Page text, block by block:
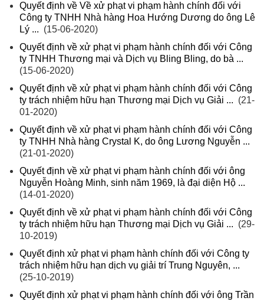
Quyết định về Về xử phạt vi phạm hành chính đối với
Công ty TNHH Nhà hàng Hoa Hướng Dương do ông Lê
Lý ... (15-06-2020)
Quyết định về xử phạt vi phạm hành chính đối với Công
ty TNHH Thương mại và Dịch vụ Bling Bling, do bà ...
(15-06-2020)
Quyết định về xử phạt vi phạm hành chính đối với Công
ty trách nhiệm hữu hạn Thương mại Dịch vụ Giải ... (21-
01-2020)
Quyết định về xử phạt vi phạm hành chính đối với Công
ty TNHH Nhà hàng Crystal K, do ông Lương Nguyễn ...
(21-01-2020)
Quyết định về xử phạt vi phạm hành chính đối với ông
Nguyễn Hoàng Minh, sinh năm 1969, là đại diện Hộ ...
(14-01-2020)
Quyết định về xử phạt vi phạm hành chính đối với Công
ty trách nhiệm hữu hạn Thương mại Dịch vụ Giải ... (29-
10-2019)
Quyết định xử phạt vi phạm hành chính đối với Công ty
trách nhiệm hữu hạn dịch vụ giải trí Trung Nguyên, ...
(25-10-2019)
Quyết định xử phạt vi phạm hành chính đối với ông Trần